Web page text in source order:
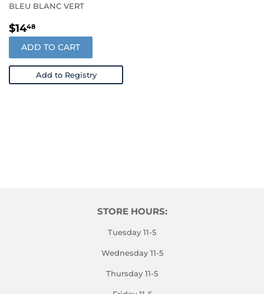
BLEU BLANC VERT
REGULAR
PRICE
$1448
ADD TO CART
Add to Registry
STORE HOURS:
Tuesday 11-5
Wednesday 11-5
Thursday 11-5